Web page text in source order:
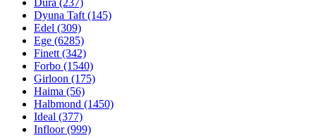
Dura (237)
Dyuna Taft (145)
Edel (309)
Ege (6285)
Finett (342)
Forbo (1540)
Girloon (175)
Haima (56)
Halbmond (1450)
Ideal (377)
Infloor (999)